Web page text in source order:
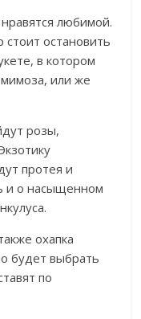
любимой.
остановить
в котором
или же
розы,
протея и
и о насыщенном
охапка
будет выбрать
по